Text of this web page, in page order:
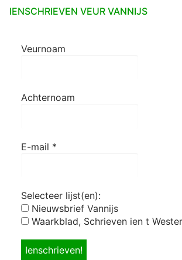
IENSCHRIEVEN VEUR VANNIJS
Veurnoam
Achternoam
E-mail *
Selecteer lijst(en):
Nieuwsbrief Vannijs
Waarkblad, Schrieven ien t